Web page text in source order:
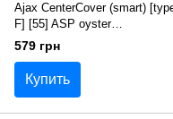
Ajax CenterCover (smart)
F] [55] ASP oyster
фронтальная панель
579 грн
Купить